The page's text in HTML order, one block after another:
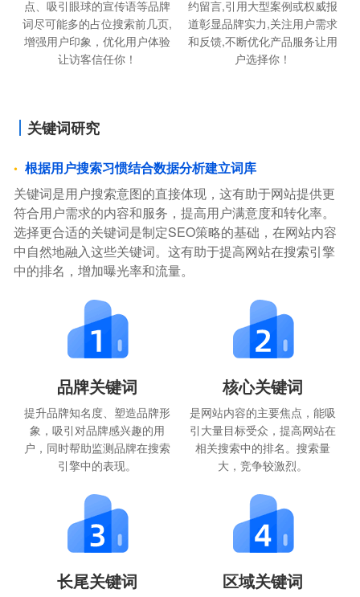
点、吸引眼球的宣传语等品牌
词尽可能多的占位搜索前几页,
增强用户印象，优化用户体验
让访客信任你！
约留言,引用大型案例或权威报
道彰显品牌实力,关注用户需求
和反馈,不断优化产品服务让用
户选择你！
关键词研究
根据用户搜索习惯结合数据分析建立词库
关键词是用户搜索意图的直接体现，这有助于网站提供更
符合用户需求的内容和服务，提高用户满意度和转化率。
选择更合适的关键词是制定SEO策略的基础，在网站内容
中自然地融入这些关键词。这有助于提高网站在搜索引擎
中的排名，增加曝光率和流量。
品牌关键词
提升品牌知名度、塑造品牌形
象，吸引对品牌感兴趣的用
户，同时帮助监测品牌在搜索
引擎中的表现。
核心关键词
是网站内容的主要焦点，能吸
引大量目标受众，提高网站在
相关搜索中的排名。搜索量
大，竞争较激烈。
长尾关键词 区域关键词